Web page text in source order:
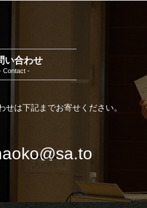
い合わせ
Contact -
せは下記までお寄せください。